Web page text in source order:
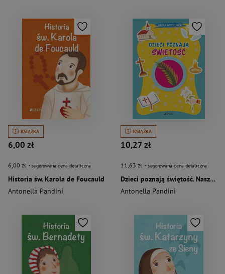
KSIĄŻKA
6,00 zł
6,00 zł - sugerowana cena detaliczna
Historia św. Karola de Foucauld
Antonella Pandini
KSIĄŻKA
10,27 zł
11,63 zł - sugerowana cena detaliczna
Dzieci poznają świętość. Nasza wspólnota
Antonella Pandini